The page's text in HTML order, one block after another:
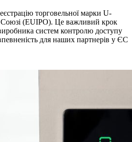
торговельної марки U-
(EUIPO). Це важливий крок
систем контролю доступу
для наших партнерів у ЄС